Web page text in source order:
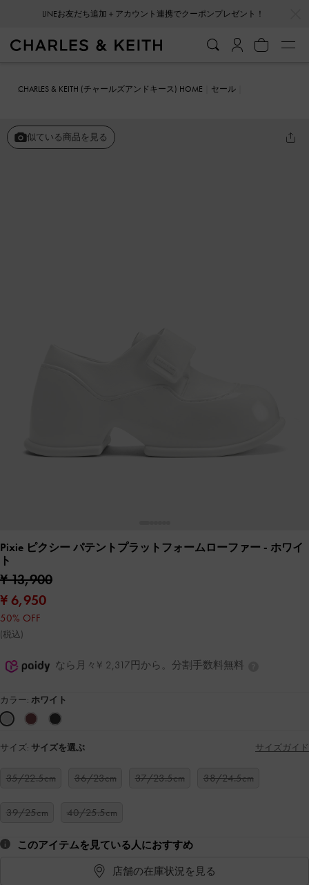
CHARLES & KEITH (チャールズアンドキース) HOME
セール
似ている商品を見る
Pixie ピクシー パテントプラットフォームローファー - ホワイ
ト
¥ 13,900
¥ 6,950
50% OFF
(税込)
なら月々¥ 2,317円から。分割手数料無料
カラー: ホワイト
サイズ: サイズを選ぶ サイズガイド
35/22.5cm 36/23cm 37/23.5cm 38/24.5cm
39/25cm 40/25.5cm
このアイテムを見ている人におすすめ
店舗の在庫状況を見る